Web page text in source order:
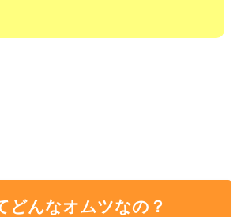
どんなオムツなの？